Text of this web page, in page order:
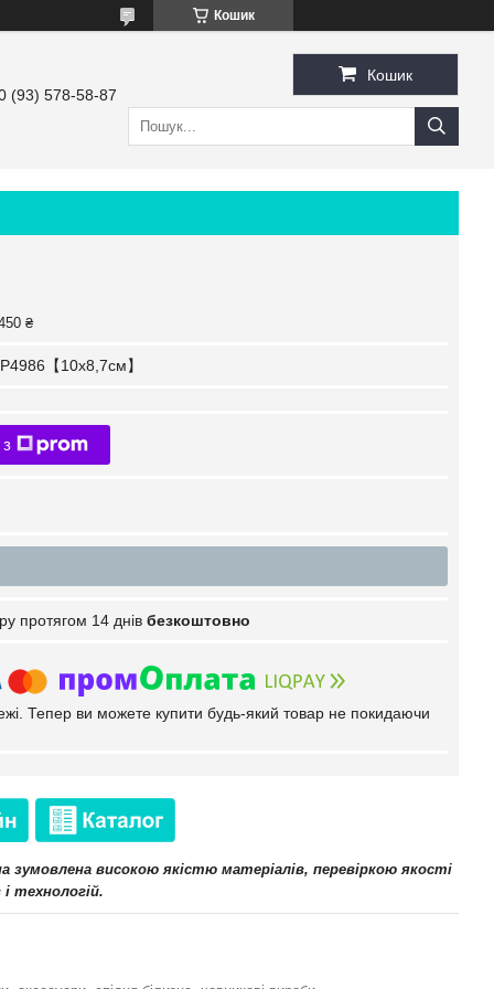
Кошик
(93) 578-58-87
Кошик
₴
【10x8,7см】
протягом 14 днів безкоштовно
Тепер ви можете купити будь-який товар не покидаючи
зумовлена високою якістю матеріалів, перевіркою якості
технологій.